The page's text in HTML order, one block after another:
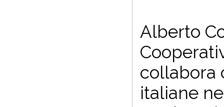
Alberto
collabora
italiane